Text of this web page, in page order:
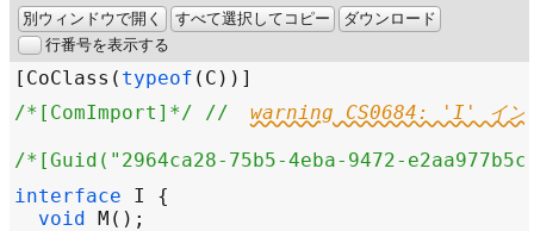
別ウィンドウで開く
すべて選択してコピー
ダウンロード
行番号を表示する
[ CoClass ( typeof ( C
/*[ComImport]*/
// warning CS0684: 'I' インタ
/*[Guid("2964ca28-75b5-4eba-9472-
interface
I
void M